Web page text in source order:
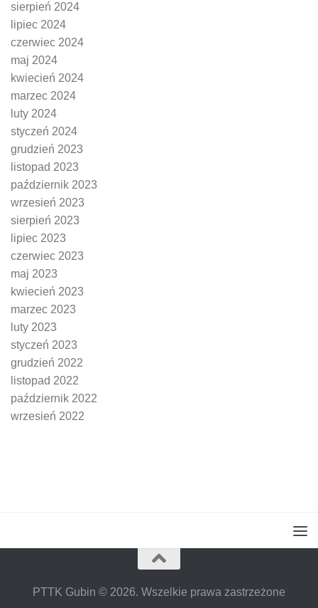
sierpień 2024
lipiec 2024
czerwiec 2024
maj 2024
kwiecień 2024
marzec 2024
luty 2024
styczeń 2024
grudzień 2023
listopad 2023
październik 2023
wrzesień 2023
sierpień 2023
lipiec 2023
czerwiec 2023
maj 2023
kwiecień 2023
marzec 2023
luty 2023
styczeń 2023
grudzień 2022
listopad 2022
październik 2022
wrzesień 2022
PTTK Gubin © 2026. Wszelkie prawa zastrzeżone